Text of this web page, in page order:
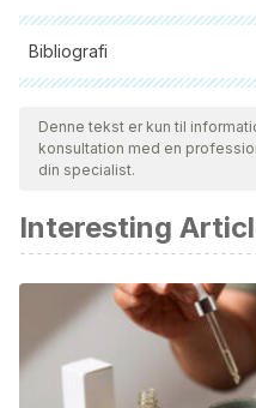
Bibliografi
Alle citerede kilder blev
for at sikre deres kvalitet,
Bibliografien i denne artikel
Ameer OZ, Salman IM,
Orthosiphon stamineus:
pharmacology, and
Aug;15(8):678-90. doi:
25. PMID: 22846075.
Sarshar S, Brandt S,
Denne tekst er kun til
konsultation med en
din specialist.
Interesting